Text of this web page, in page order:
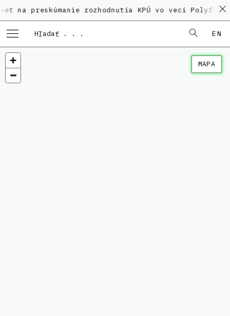
rozhodnutia KPÚ vo veci Polyfunkčného
EN
MAPA